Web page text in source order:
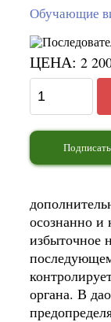
Обучающие
ЦЕНА: 2
осознанно и
избыточное
органа. В